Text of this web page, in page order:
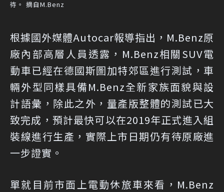
待。 摘自M.Benz
根據國外媒體Autocar報導指出，M.Benz原
廠內部高層人員透露，M.Benz相關SUV電
動車已經在德國斯圖加特郊區進行測試，車
輛外型同樣具備M.Benz全新家族面貌與設
計語彙，除此之外，量產版整體的測試已大
致完成，預計最快可以在2019年正式進入組
裝線進行生產，實際上市日期仍有待原廠進
一步證實。
單就目前市面上電動休旅車來看，M.Benz